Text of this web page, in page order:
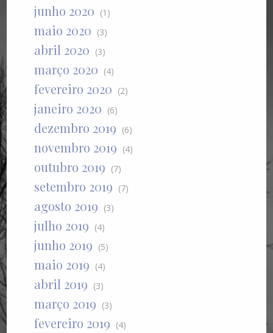
junho 2020 (1)
maio 2020 (3)
abril 2020 (3)
março 2020 (4)
fevereiro 2020 (2)
janeiro 2020 (6)
dezembro 2019 (6)
novembro 2019 (4)
outubro 2019 (7)
setembro 2019 (7)
agosto 2019 (3)
julho 2019 (4)
junho 2019 (5)
maio 2019 (4)
abril 2019 (3)
março 2019 (3)
fevereiro 2019 (4)